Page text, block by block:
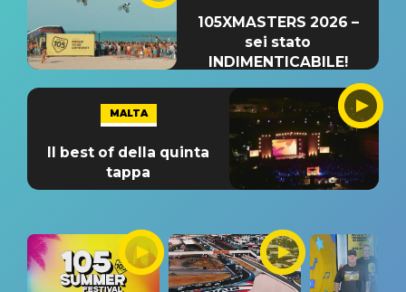
105XMASTERS 2026 –
sei stato
INDIMENTICABILE!
MALTA
Il best of della quinta
tappa